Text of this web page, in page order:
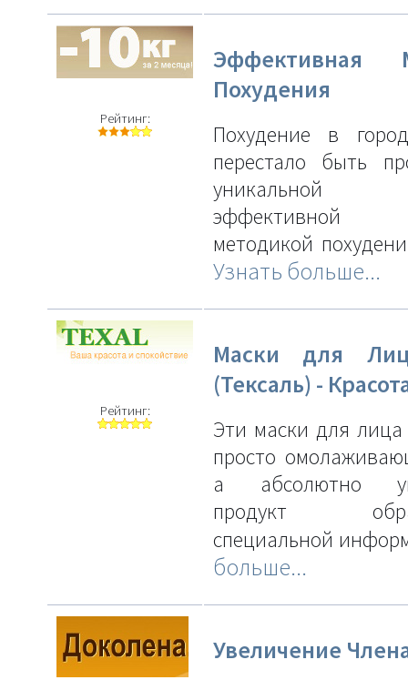
Рейтинг:
Эффективная
Похудения
Похудение в
перестало быть
уникальной
эффективной
методикой
Узнать больше...
Рейтинг:
Маски для
(Тексаль) -
Эти маски для
просто
а абсолютно
продукт
специальной
больше...
Увеличение